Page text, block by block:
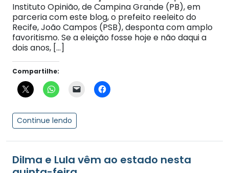
Instituto Opinião, de Campina Grande (PB), em
parceria com este blog, o prefeito reeleito do
Recife, João Campos (PSB), desponta com amplo
favoritismo. Se a eleição fosse hoje e não daqui a
dois anos, […]
Compartilhe:
Continue lendo
Dilma e Lula vêm ao estado nesta